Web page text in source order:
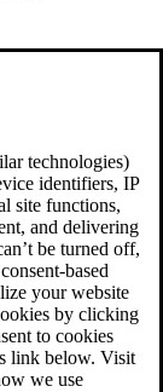
technologies)
identifiers, IP
site functions,
and delivering
be turned off,
based
your website
by clicking
to cookies
link below. Visit
we use